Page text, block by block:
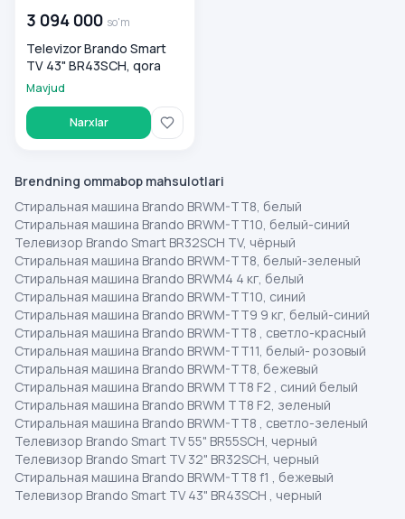
3 094 000 so'm
Televizor Brando Smart
TV 43" BR43SCH, qora
Mavjud
Narxlar
Brendning ommabop mahsulotlari
Стиральная машина Brando BRWM-TT8, белый
Стиральная машина Brando BRWM-TT10, белый-синий
Телевизор Brando Smart BR32SCH TV, чёрный
Стиральная машина Brando BRWM-TT8, белый-зеленый
Стиральная машина Brando BRWM4 4 кг, белый
Стиральная машина Brando BRWM-TT10, синий
Стиральная машина Brando BRWM-TT9 9 кг, белый-синий
Стиральная машина Brando BRWM-TT8 , светло-красный
Стиральная машина Brando BRWM-TT11, белый- розовый
Стиральная машина Brando BRWM-TT8, бежевый
Стиральная машина Brando BRWM TT8 F2 , синий белый
Стиральная машина Brando BRWM TT8 F2, зеленый
Стиральная машина Brando BRWM-TT8 , светло-зеленый
Телевизор Brando Smart TV 55" BR55SCH, черный
Телевизор Brando Smart TV 32" BR32SCH, черный
Стиральная машина Brando BRWM-TT8 f1 , бежевый
Телевизор Brando Smart TV 43" BR43SCH , черный